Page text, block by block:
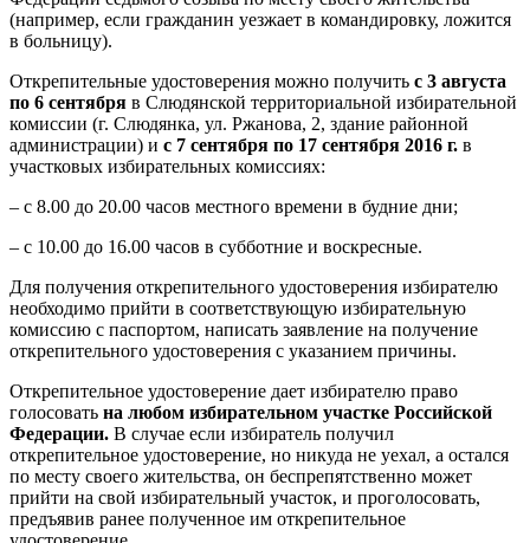
(например, если гражданин уезжает в командировку, ложится
в больницу).
Открепительные удостоверения можно получить с 3 августа
по 6 сентября в Слюдянской территориальной избирательной
комиссии (г. Слюдянка, ул. Ржанова, 2, здание районной
администрации) и с 7 сентября по 17 сентября 2016 г. в
участковых избирательных комиссиях:
– с 8.00 до 20.00 часов местного времени в будние дни;
– с 10.00 до 16.00 часов в субботние и воскресные.
Для получения открепительного удостоверения избирателю
необходимо прийти в соответствующую избирательную
комиссию с паспортом, написать заявление на получение
открепительного удостоверения с указанием причины.
Открепительное удостоверение дает избирателю право
голосовать на любом избирательном участке Российской
Федерации. В случае если избиратель получил
открепительное удостоверение, но никуда не уехал, а остался
по месту своего жительства, он беспрепятственно может
прийти на свой избирательный участок, и проголосовать,
предъявив ранее полученное им открепительное